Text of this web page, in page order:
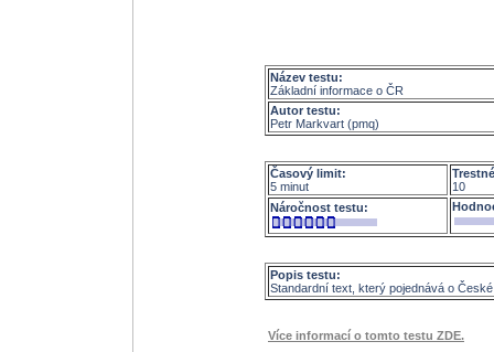
Název testu:
Základní informace o ČR
Autor testu:
Petr Markvart (pmq)
Časový limit:
5 minut
10
Náročnost testu:
Popis testu:
Standardní text, který pojednává o
Více informací o tomto testu ZDE.